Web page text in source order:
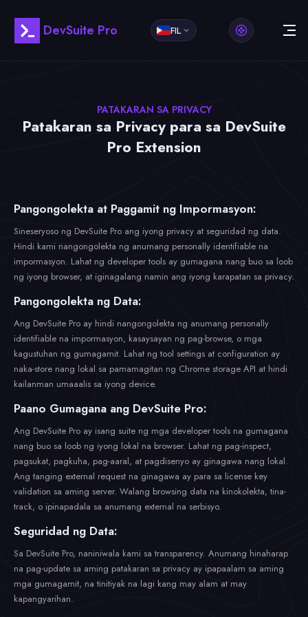
DevSuite Pro FIL
PATAKARAN SA PRIVACY
Patakaran sa Privacy para sa DevSuite
Pro Extension
Pangongolekta at Paggamit ng Impormasyon:
Sineseryoso ng DevSuite Pro ang iyong privacy at seguridad ng data.
Hindi kami nangongolekta ng anumang personally identifiable na
impormasyon. Lahat ng developer tools ay gumagana nang buo sa loob
ng iyong browser, at iginagalang namin ang iyong karapatan sa privacy.
Pangongolekta ng Data:
Ang DevSuite Pro ay hindi nangongolekta ng anumang personally
identifiable na impormasyon, kasaysayan ng pag-browse, o mga
kagustuhan ng gumagamit. Lahat ng tool settings at configuration ay
naka-store nang lokal sa pamamagitan ng Chrome storage API at hindi
kailanman umaaalis sa iyong device.
Paano Gumagana ang DevSuite Pro:
Ang DevSuite Pro ay isang suite ng mga developer tools na gumagana
nang buo sa loob ng iyong lokal na browser. Lahat ng pag-inspect,
pagsukat, pagkuha, pag-aaral, at pagdisenyo ay ginagawa nang lokal.
Ang tanging external request na ginagawa ay para sa license key
validation sa aming server. Walang browsing data na kinokolekta, tina-
track, o ipinapadala sa anumang external na serbisyo.
Seguridad ng Data:
Sa DevSuite Pro, naniniwala kami sa transparency. Anumang hinaharap
na pag-update sa aming patakaran sa privacy ay ipapaalam sa aming
mga gumagamit, na tinitiyak na lagi kang may alam at may
kapangyarihan.